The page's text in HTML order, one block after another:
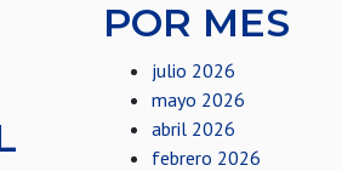
POR MES
julio 2026
mayo 2026
abril 2026
febrero 2026